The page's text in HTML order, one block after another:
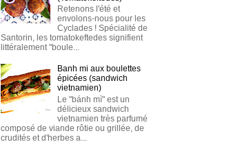
Retenons l'été et
envolons-nous pour les
Cyclades ! Spécialité de
Santorin, les tomatokeftedes signifient
littéralement "boule...
Banh mi aux boulettes
épicées (sandwich
vietnamien)
Le "bánh mì" est un
délicieux sandwich
vietnamien très parfumé
composé de viande rôtie ou grillée, de
crudités et d'herbes a...